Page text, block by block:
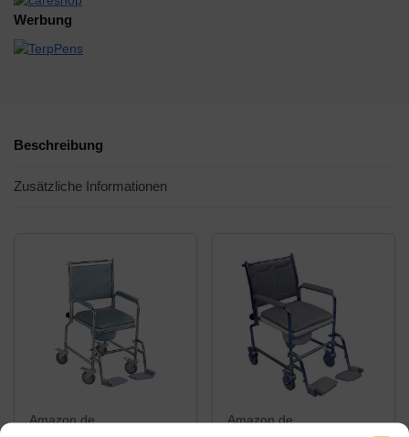
Werbung
Beschreibung
Zusätzliche Informationen
Amazon.de Amazon.de